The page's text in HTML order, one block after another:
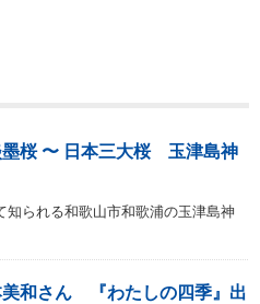
墨桜 〜 日本三大桜 玉津島神
られる和歌山市和歌浦の玉津島神
美和さん 『わたしの四季』出